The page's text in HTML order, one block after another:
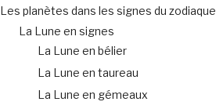
Les planètes dans les signes du zodiaque
La Lune en signes
La Lune en bélier
La Lune en taureau
La Lune en gémeaux